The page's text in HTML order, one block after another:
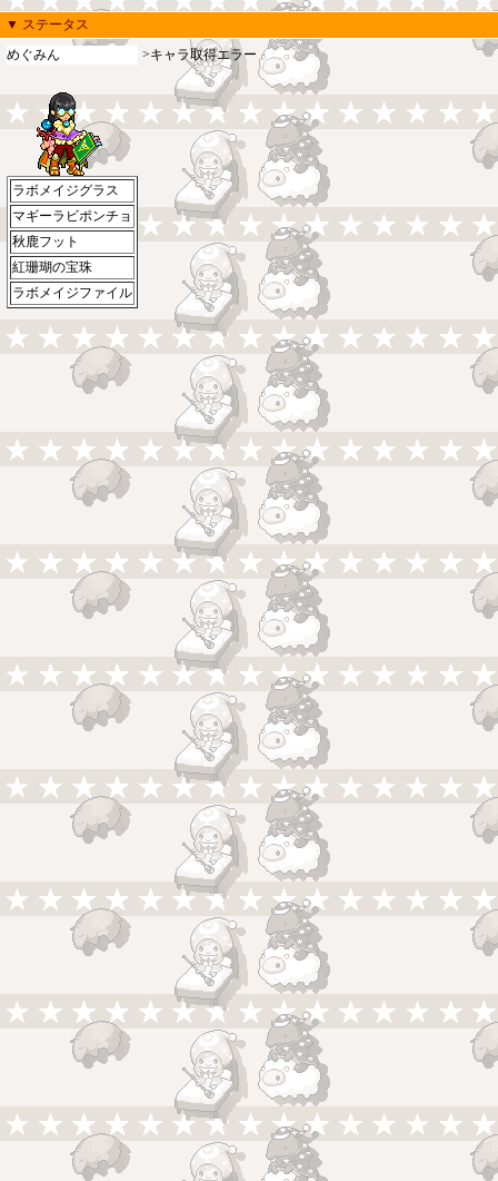
▼ ステータス
めぐみん
ラボメイジグラス
マギーラビポンチョ
秋鹿フット
紅珊瑚の宝珠
ラボメイジファイル
>キャラ取得エラー